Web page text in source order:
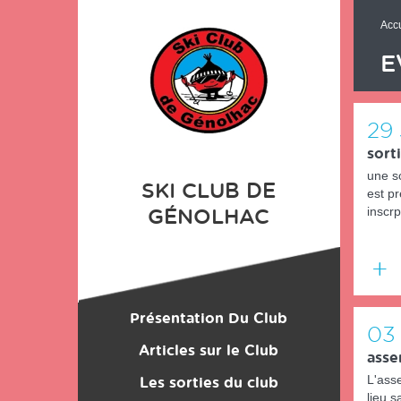
SKI CLUB DE
GÉNOLHAC
Présentation Du Club
Location du Matériel
Les Monos
Articles sur le Club
Les sorties du club
29
une
est
savoir
plus
03
lieu